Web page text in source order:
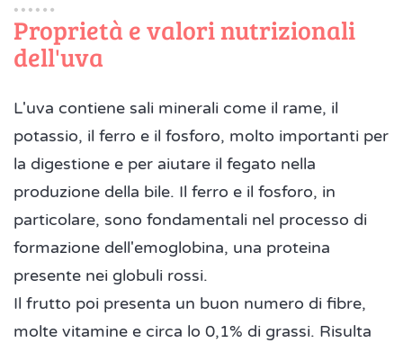
Proprietà e valori nutrizionali
dell'uva
L'uva contiene sali minerali come il rame, il
potassio, il ferro e il fosforo, molto importanti per
la digestione e per aiutare il fegato nella
produzione della bile. Il ferro e il fosforo, in
particolare, sono fondamentali nel processo di
formazione dell'emoglobina, una proteina
presente nei globuli rossi.
Il frutto poi presenta un buon numero di fibre,
molte vitamine e circa lo 0,1% di grassi. Risulta